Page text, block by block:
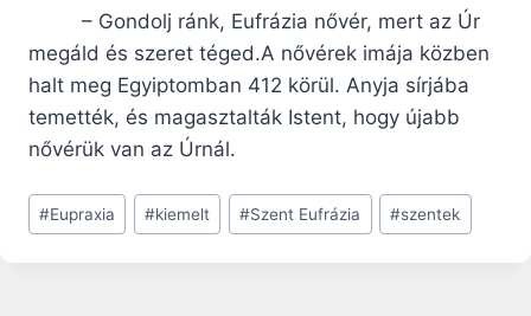
– Gondolj ránk, Eufrázia nővér, mert az Úr
megáld és szeret téged.A nővérek imája közben
halt meg Egyiptomban 412 körül. Anyja sírjába
temették, és magasztalták Istent, hogy újabb
nővérük van az Úrnál.
Post
Tags:
#Eupraxia #kiemelt #Szent Eufrázia #szentek